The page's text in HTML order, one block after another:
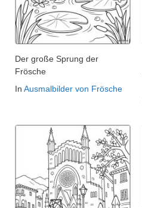
Der große Sprung der
Frösche
In Ausmalbilder von Frösche